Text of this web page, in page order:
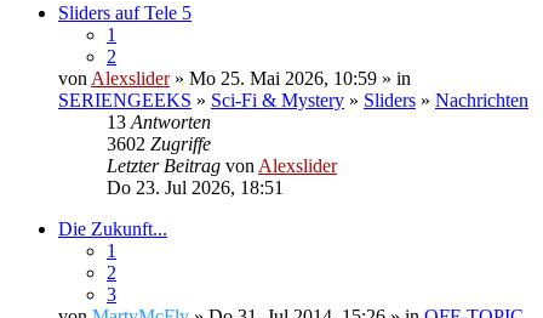
Sliders auf Tele 5
1
2
von Alexslider» Mo 25. Mai 2026, 10:59 » in
SERIENGEEKS » Sci-Fi & Mystery » Sliders » Nachrichten
13 Antworten
3602 Zugriffe
Letzter Beitrag von Alexslider
Do 23. Jul 2026, 18:51
Die Zukunft...
1
2
3